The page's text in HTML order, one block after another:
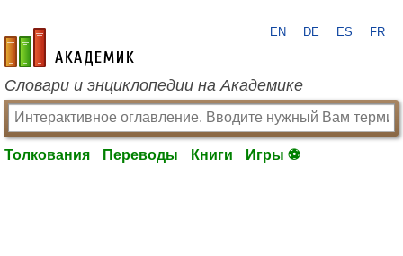
academic.ru
EN DE ES FR
Словари и энциклопедии на Академике
Толкования Переводы Книги Игры ⚽